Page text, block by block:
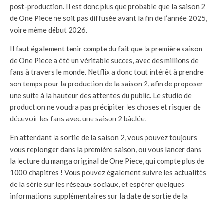
post-production. Il est donc plus que probable que la saison 2
de One Piece ne soit pas diffusée avant la fin de l’année 2025,
voire même début 2026.
Il faut également tenir compte du fait que la première saison
de One Piece a été un véritable succès, avec des millions de
fans à travers le monde. Netflix a donc tout intérêt à prendre
son temps pour la production de la saison 2, afin de proposer
une suite à la hauteur des attentes du public. Le studio de
production ne voudra pas précipiter les choses et risquer de
décevoir les fans avec une saison 2 bâclée.
En attendant la sortie de la saison 2, vous pouvez toujours
vous replonger dans la première saison, ou vous lancer dans
la lecture du manga original de One Piece, qui compte plus de
1000 chapitres ! Vous pouvez également suivre les actualités
de la série sur les réseaux sociaux, et espérer quelques
informations supplémentaires sur la date de sortie de la